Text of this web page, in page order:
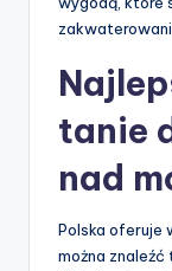
tanie
nad
Polska oferuje
można znaleźć